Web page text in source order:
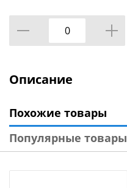
Описание
Похожие товары
Популярные товары